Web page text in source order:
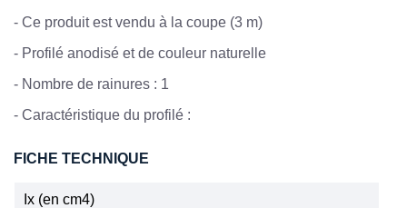
- Ce produit est vendu à la coupe (3 m)
- Profilé anodisé et de couleur naturelle
- Nombre de rainures : 1
- Caractéristique du profilé :
FICHE TECHNIQUE
Ix (en cm4)